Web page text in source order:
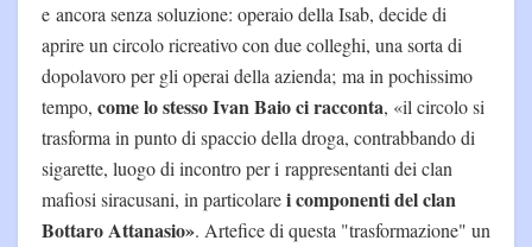
e ancora senza soluzione: operaio della Isab, decide di
aprire un circolo ricreativo con due colleghi, una sorta di
dopolavoro per gli operai della azienda; ma in pochissimo
tempo, come lo stesso Ivan Baio ci racconta, «il circolo si
trasforma in punto di spaccio della droga, contrabbando di
sigarette, luogo di incontro per i rappresentanti dei clan
mafiosi siracusani, in particolarei componenti del clan
Bottaro Attanasio». Artefice di questa "trasformazione" un